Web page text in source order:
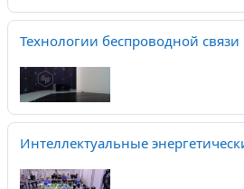
Технологии беспроводной связи
Интеллектуальные